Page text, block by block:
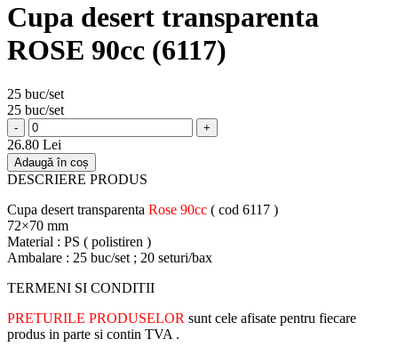
Cupa desert transparenta
ROSE 90cc (6117)
25 buc/set
25 buc/set
- +
26.80 Lei
Adaugă în coș
DESCRIERE PRODUS
Cupa desert transparenta Rose 90cc ( cod 6117 )
72×70 mm
Material : PS ( polistiren )
Ambalare : 25 buc/set ; 20 seturi/bax
TERMENI SI CONDITII
PRETURILE PRODUSELOR sunt cele afisate pentru fiecare
produs in parte si contin TVA .